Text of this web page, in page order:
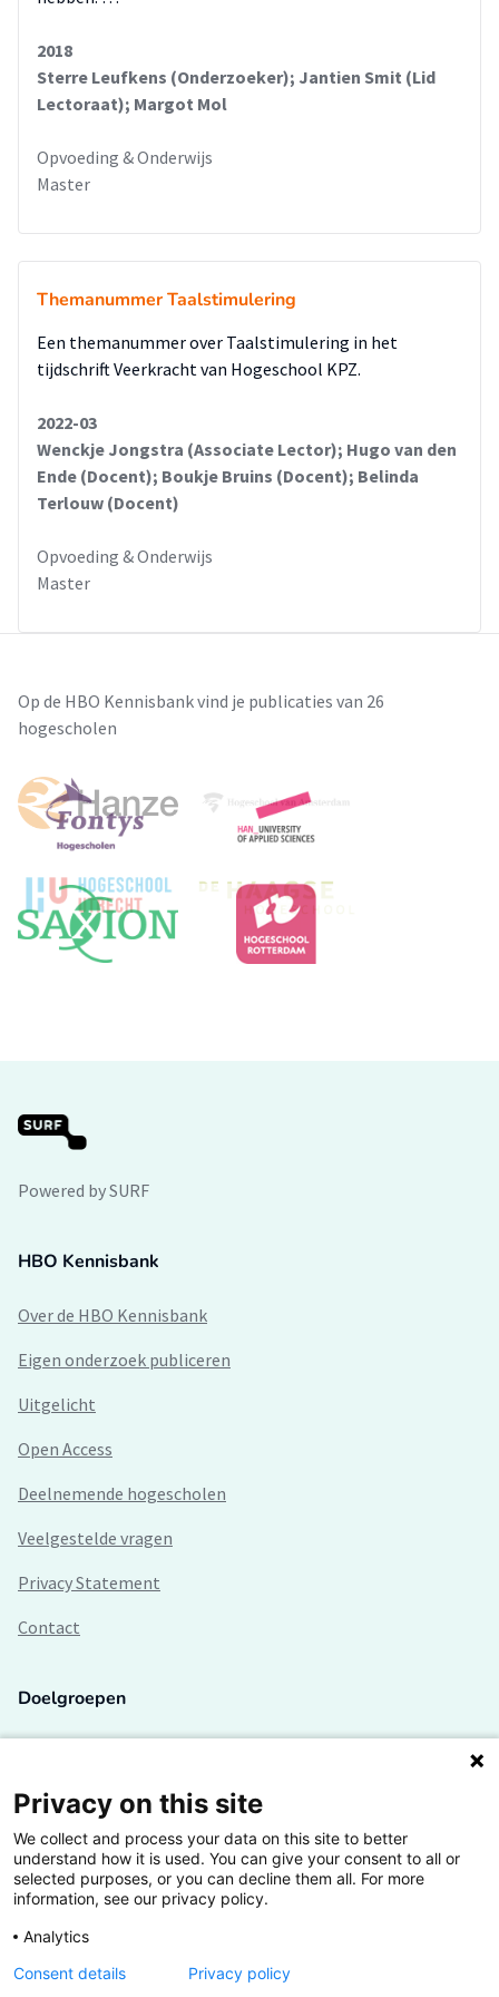
2018
Sterre Leufkens (Onderzoeker); Jantien Smit (Lid
Lectoraat); Margot Mol
Opvoeding & Onderwijs
Master
Themanummer Taalstimulering
Een themanummer over Taalstimulering in het
tijdschrift Veerkracht van Hogeschool KPZ.
2022-03
Wenckje Jongstra (Associate Lector); Hugo van den
Ende (Docent); Boukje Bruins (Docent); Belinda
Terlouw (Docent)
Opvoeding & Onderwijs
Master
Op de HBO Kennisbank vind je publicaties van 26
hogescholen
Powered by SURF
HBO Kennisbank
Over de HBO Kennisbank
Eigen onderzoek publiceren
Uitgelicht
Open Access
Deelnemende hogescholen
Veelgestelde vragen
Privacy Statement
Contact
Doelgroepen
Lectoren en onderzoekers
Bedrijven
Hogescholen
Privacy on this site
We collect and process your data on this site to better
understand how it is used. You can give your consent to all or
selected purposes, or you can decline them all. For more
information, see our privacy policy.
Analytics
Consent details
Privacy policy